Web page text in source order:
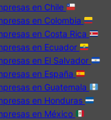
en Chile
en Colombia
en Costa Rica
en Ecuador
en El Salvador
en España
en Guatemala
en Honduras
en México